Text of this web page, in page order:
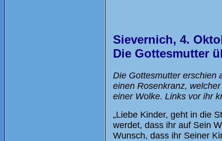
Sievernich, 4.
Die Gottesmutter
Die Gottesmutter erschien
einen Rosenkranz,
einer Wolke. Links vor ihr
„Liebe Kinder, geht in die
werdet, dass ihr auf Sein
Wunsch, dass ihr Seiner